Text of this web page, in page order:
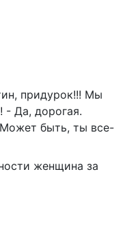
придурок!!! Мы
- Да, дорогая.
Может быть, ты все-